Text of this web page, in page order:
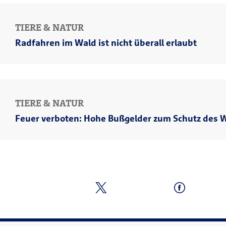
TIERE & NATUR
Radfahren im Wald ist nicht überall erlaubt
TIERE & NATUR
Feuer verboten: Hohe Bußgelder zum Schutz des